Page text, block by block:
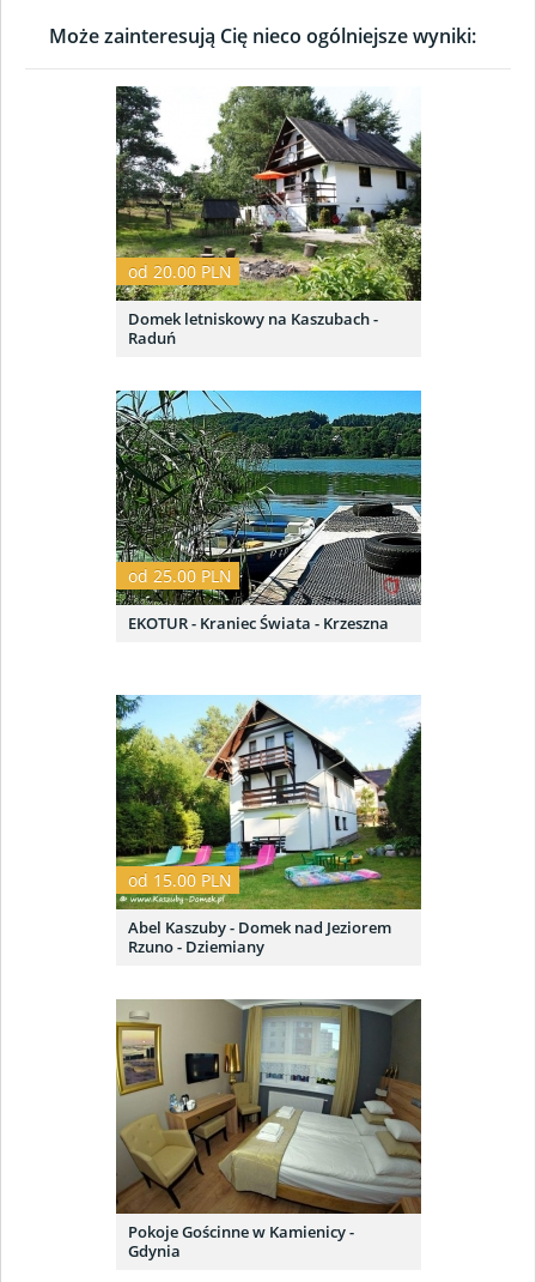
Może zainteresują Cię nieco ogólniejsze wyniki:
od 20.00 PLN
Domek letniskowy na Kaszubach -
Raduń
od 25.00 PLN
EKOTUR - Kraniec Świata - Krzeszna
od 15.00 PLN
Abel Kaszuby - Domek nad Jeziorem
Rzuno - Dziemiany
Pokoje Gościnne w Kamienicy -
Gdynia